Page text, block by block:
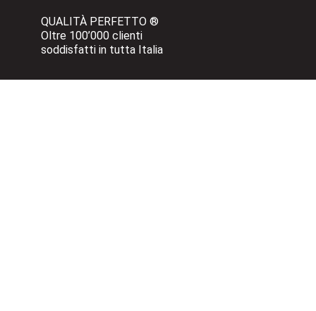
QUALITÀ PERFETTO ®
Oltre 100’000 clienti
soddisfatti in tutta Italia